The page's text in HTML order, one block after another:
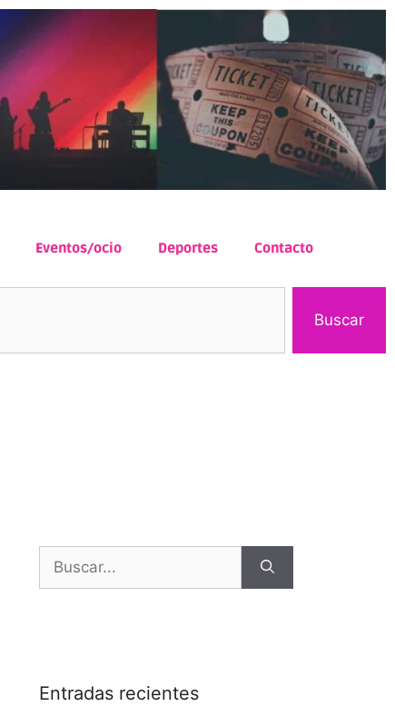
Eventos/ocio Deportes Contacto
Buscar
Entradas recientes